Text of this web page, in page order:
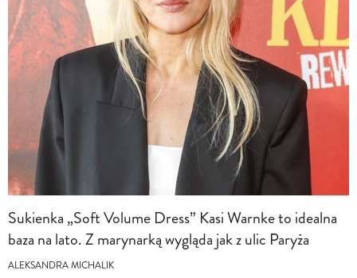
Sukienka „Soft Volume Dress” Kasi Warnke to idealna
baza na lato. Z marynarką wygląda jak z ulic Paryża
ALEKSANDRA MICHALIK